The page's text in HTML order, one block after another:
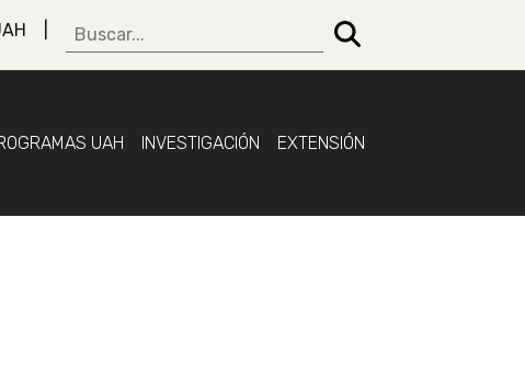
UAH INVESTIGACIÓN EXTENSIÓN